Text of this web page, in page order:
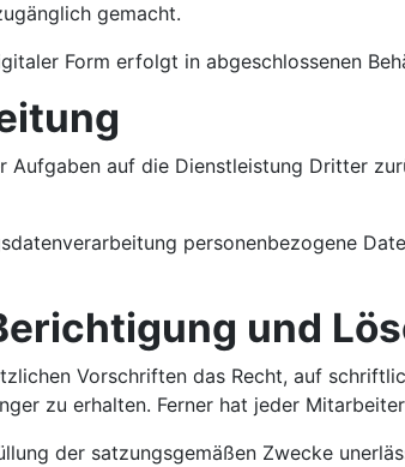
gemacht.
Form erfolgt in abgeschlossenen
Aufgaben auf die Dienstleistung Dritter
personenbezogene
und
Vorschriften das Recht, auf
zu erhalten. Ferner hat jeder
der satzungsgemäßen Zwecke